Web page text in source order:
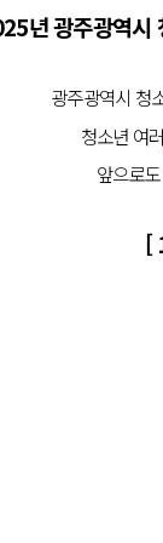
년 광주광역시
광주광역시 청
청소년 여
앞으로
[